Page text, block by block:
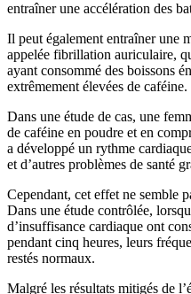
entraîner une accélération des
Il peut également entraîner une
appelée fibrillation auriculaire,
ayant consommé des boissons
extrêmement élevées de caféine.
Dans une étude de cas, une
de caféine en poudre et en
a développé un rythme
et d’autres problèmes de santé
Cependant, cet effet ne semble
Dans une étude contrôlée,
d’insuffisance cardiaque ont
pendant cinq heures, leurs
restés normaux.
Malgré les résultats mitigés de